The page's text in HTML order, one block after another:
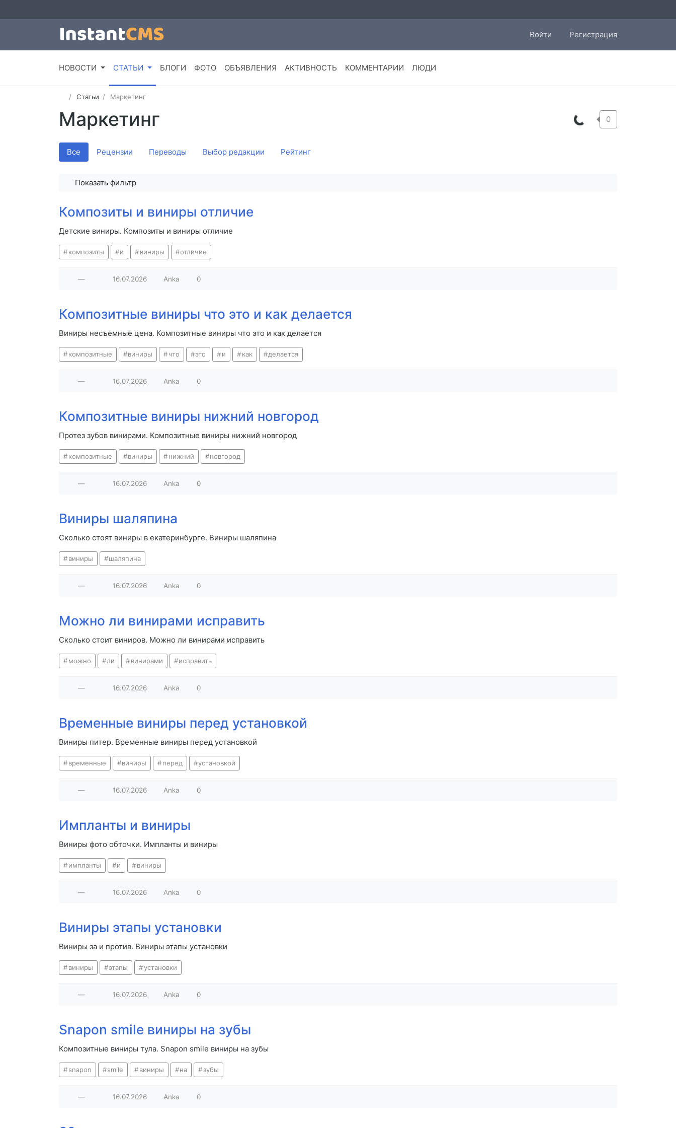
Войти Регистрация
НОВОСТИ СТАТЬИ БЛОГИ ФОТО ОБЪЯВЛЕНИЯ АКТИВНОСТЬ КОММЕНТАРИИ ЛЮДИ
Статьи Маркетинг
Маркетинг 0
Все Рецензии Переводы Выбор редакции Рейтинг
Показать фильтр
Композиты и виниры отличие
Детские виниры. Композиты и виниры отличие
композиты и виниры отличие
— 16.07.2026 Anka 0
Композитные виниры что это и как делается
Виниры несъемные цена. Композитные виниры что это и как делается
композитные виниры что это и как делается
— 16.07.2026 Anka 0
Композитные виниры нижний новгород
Протез зубов винирами. Композитные виниры нижний новгород
композитные виниры нижний новгород
— 16.07.2026 Anka 0
Виниры шаляпина
Сколько стоят виниры в екатеринбурге. Виниры шаляпина
виниры шаляпина
— 16.07.2026 Anka 0
Можно ли винирами исправить
Сколько стоит виниров. Можно ли винирами исправить
можно ли винирами исправить
— 16.07.2026 Anka 0
Временные виниры перед установкой
Виниры питер. Временные виниры перед установкой
временные виниры перед установкой
— 16.07.2026 Anka 0
Импланты и виниры
Виниры фото обточки. Импланты и виниры
импланты и виниры
— 16.07.2026 Anka 0
Виниры этапы установки
Виниры за и против. Виниры этапы установки
виниры этапы установки
— 16.07.2026 Anka 0
Snapon smile виниры на зубы
Композитные виниры тула. Snapon smile виниры на зубы
snapon smile виниры на зубы
— 16.07.2026 Anka 0